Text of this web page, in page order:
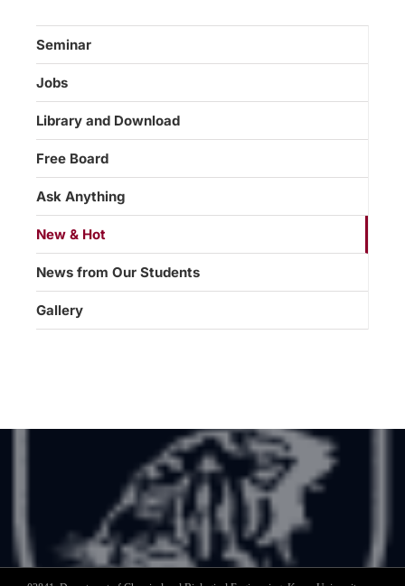
Seminar
Jobs
Library and Download
Free Board
Ask Anything
New & Hot
News from Our Students
Gallery